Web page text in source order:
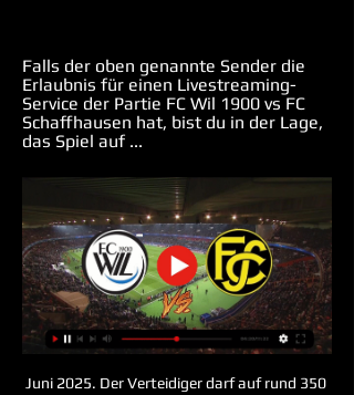
Falls der oben genannte Sender die
Erlaubnis für einen Livestreaming-
Service der Partie FC Wil 1900 vs FC
Schaffhausen hat, bist du in der Lage,
das Spiel auf ...
Juni 2025. Der Verteidiger darf auf rund 350